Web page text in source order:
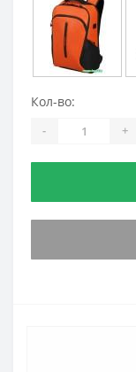
Кол-во:
- +